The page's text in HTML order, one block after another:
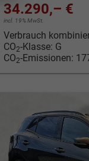
34.290,– €
incl. 19% MwSt.
Verbrauch
CO2-Klasse: G
CO2-Emissionen: